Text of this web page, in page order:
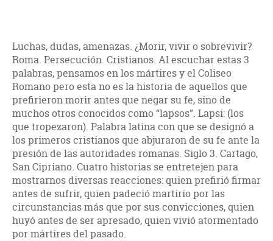
Luchas, dudas, amenazas. ¿Morir, vivir o sobrevivir?
Roma. Persecución. Cristianos. Al escuchar estas 3
palabras, pensamos en los mártires y el Coliseo
Romano pero esta no es la historia de aquellos que
prefirieron morir antes que negar su fe, sino de
muchos otros conocidos como “lapsos”. Lapsi: (los
que tropezaron). Palabra latina con que se designó a
los primeros cristianos que abjuraron de su fe ante la
presión de las autoridades romanas. Siglo 3. Cartago,
San Cipriano. Cuatro historias se entretejen para
mostrarnos diversas reacciones: quien prefirió firmar
antes de sufrir, quien padeció martirio por las
circunstancias más que por sus convicciones, quien
huyó antes de ser apresado, quien vivió atormentado
por mártires del pasado.